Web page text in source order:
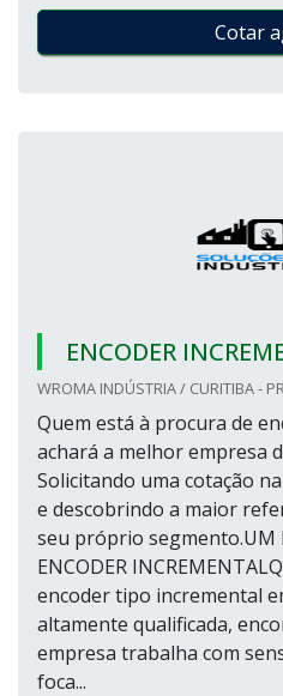
Cotar
ENCODER
WROMA INDÚSTRIA / CURITIBA -
Quem está à procura de
achará a melhor empresa
Solicitando uma cotação
e descobrindo a maior
seu próprio segmento.UM
ENCODER
encoder tipo incremental
altamente qualificada,
empresa trabalha com
foca...